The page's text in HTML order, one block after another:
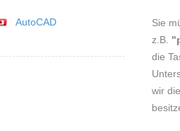
AutoCAD
Sie
z.B.
die
wir